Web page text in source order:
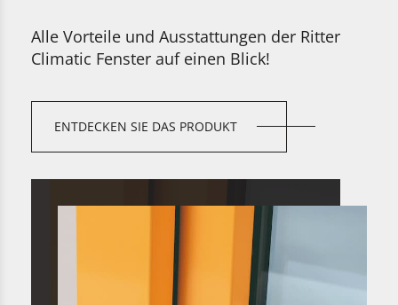
Alle Vorteile und Ausstattungen der Ritter
Climatic Fenster auf einen Blick!
ENTDECKEN SIE DAS PRODUKT